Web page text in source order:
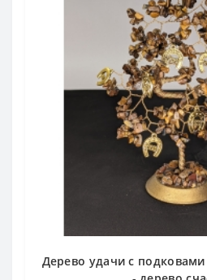
Дерево удачи с подковами